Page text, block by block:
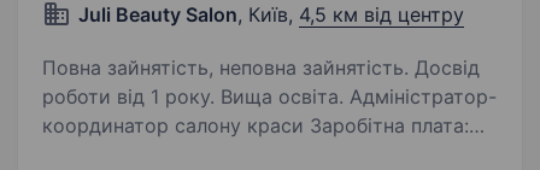
Juli Beauty Salon, Київ, 4,5 км від центру
Повна зайнятість, неповна зайнятість. Досвід
роботи від 1 року. Вища освіта. Адміністратор-
координатор салону краси Заробітна плата: